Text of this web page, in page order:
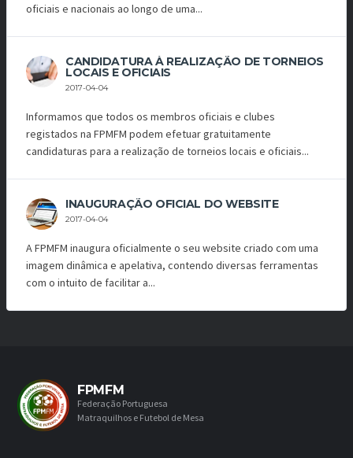
oficiais e nacionais ao longo de uma...
CANDIDATURA À REALIZAÇÃO DE TORNEIOS
LOCAIS E OFICIAIS
2017-04-04
Informamos que todos os membros oficiais e clubes
registados na FPMFM podem efetuar gratuitamente
candidaturas para a realização de torneios locais e oficiais...
INAUGURAÇÃO OFICIAL DO WEBSITE
2017-04-04
A FPMFM inaugura oficialmente o seu website criado com uma
imagem dinâmica e apelativa, contendo diversas ferramentas
com o intuito de facilitar a...
FPMFM
Federação Portuguesa
Matraquilhos e Futebol de Mesa